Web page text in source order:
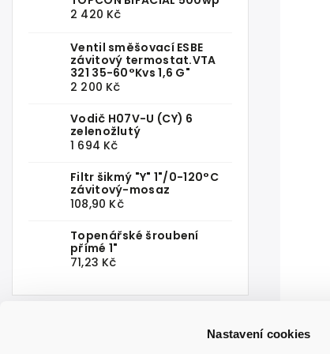
Nastavení cookies
2 420 Kč
Ventil směšovací ESBE
závitový termostat.VTA
321 35-60°Kvs 1,6 G"
2 200 Kč
Vodič H07V-U (CY) 6
zelenožlutý
1 694 Kč
Filtr šikmý "Y" 1"/0-120°C
závitový-mosaz
108,90 Kč
Topenářské šroubení
přímé 1"
71,23 Kč